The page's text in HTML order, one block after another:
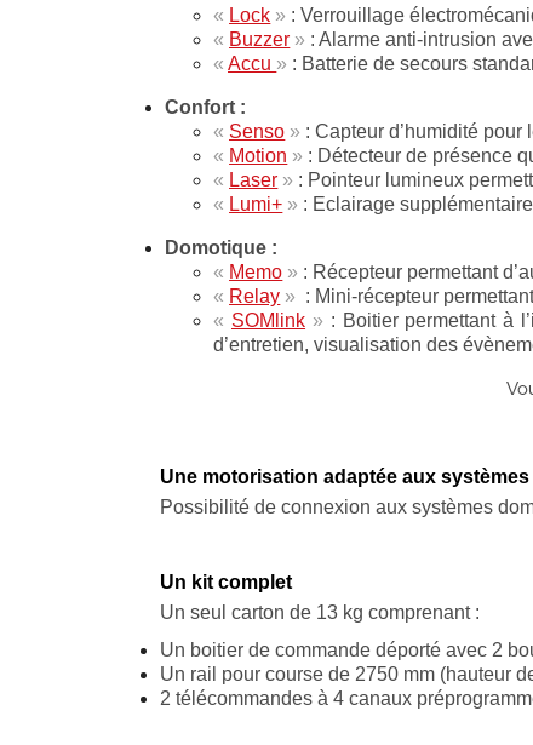
« Lock » : Verrouillage
« Buzzer » : Alarme anti-intrusion
«Accu » : Batterie de secours
Confort :
« Senso » : Capteur d’humidité
« Motion » : Détecteur de présence
« Laser » : Pointeur lumineux
« Lumi+ » : Eclairage
Domotique :
« Memo » : Récepteur permettant
« Relay » : Mini-récepteur
« SOMlink » : Boitier permettant à
d’entretien, visualisation des
Une motorisation adaptée aux
Possibilité de connexion aux systèmes
Un kit complet
Un seul carton de 13 kg comprenant :
Un boitier de commande déporté avec 2
Un rail pour course de 2750 mm (hauteur
2 télécommandes à 4 canaux